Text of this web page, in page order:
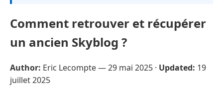
Comment retrouver et récupérer
un ancien Skyblog ?
Author: Eric Lecompte —29 mai 2025 · Updated: 19
juillet 2025